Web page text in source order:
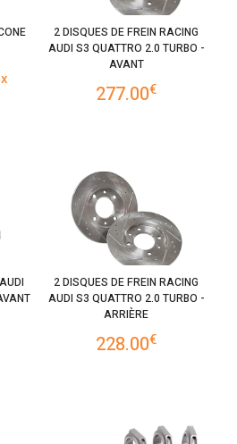
2 DISQUES DE FREIN RACING
AUDI S3 QUATTRO 2.0 TURBO -
AVANT
277.00€
2 DISQUES DE FREIN RACING
AUDI S3 QUATTRO 2.0 TURBO -
ARRIÈRE
228.00€